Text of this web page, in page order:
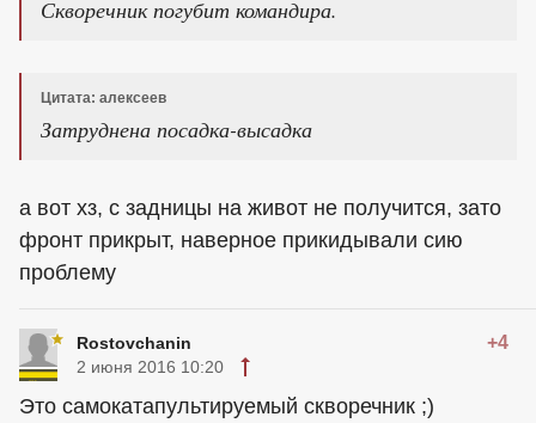
Скворечник погубит командира.
Цитата: алексеев
Затруднена посадка-высадка
а вот хз, с задницы на живот не получится, зато
фронт прикрыт, наверное прикидывали сию
проблему
Rostovchanin +4
2 июня 2016 10:20
Это самокатапультируемый скворечник ;)